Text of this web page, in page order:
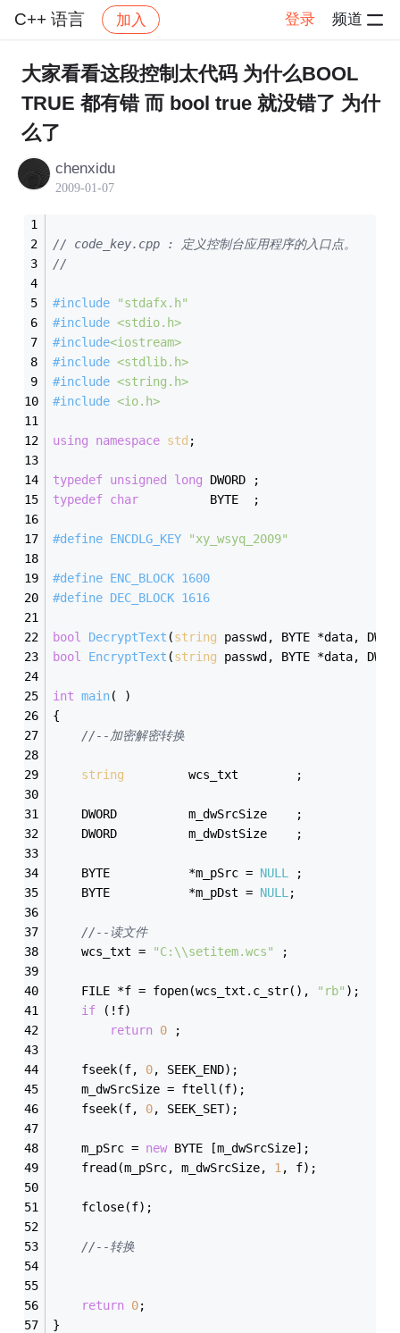
C++ 语言 加入 登录 频道
社区 C++ 语言 帖子详情
大家看看这段控制太代码 为什么BOOL
TRUE 都有错 而 bool true 就没错了 为什
么了
chenxidu
2009-01-07
// code_key.cpp : 定义控制台应用程序的入口点。
//
#include
"stdafx.h"
#include <stdio.h>
#include<iostream>
#include <stdlib.h>
#include <string.h>
#include <io.h>
using namespace std ;
typedef unsigned long DWORD ;
typedef char
          BYTE  ;
#define ENCDLG_KEY "xy_wsyq_2009"
#define ENC_BLOCK 1600
#define DEC_BLOCK 1616
bool DecryptText (string passwd, BYTE *data,
bool
EncryptText (string passwd, BYTE *data,
int main( )
{
//--加密解密转换
string
         wcs_txt        ;
	DWORD          m_dwSrcSize    ;
	DWORD          m_dwDstSize    ;
	BYTE           *m_pSrc =
NULL
;
	BYTE           *m_pDst =
NULL ;
//--读文件
	wcs_txt =
"C:\\setitem.wcs" ;
	FILE *f = fopen(wcs_txt.c_str(),
"rb" );
if (!f)
return 0 ;
	fseek(f,
0, SEEK_END);
	m_dwSrcSize = ftell(f);
	fseek(f,
0, SEEK_SET);
	m_pSrc =
new BYTE [m_dwSrcSize];
	fread(m_pSrc, m_dwSrcSize,
1 , f);
	fclose(f);
//--转换
return 0;
}